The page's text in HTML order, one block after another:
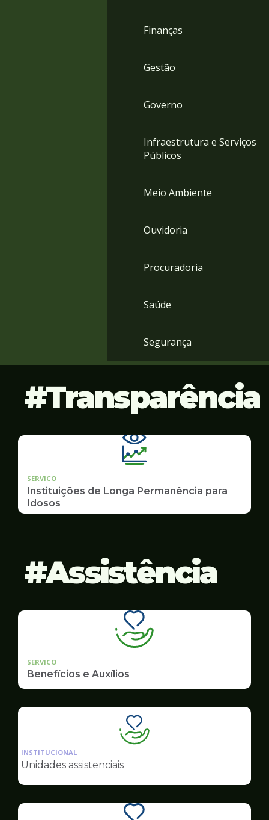
Finanças
Gestão
Governo
Infraestrutura e Serviços
Públicos
Meio Ambiente
Ouvidoria
Procuradoria
Saúde
Segurança
Transparência
SERVICO
Instituições de Longa Permanência para
Idosos
Assistência
SERVICO
Benefícios e Auxílios
Ilustração
da
Assistência
INSTITUCIONAL
Unidades assistenciais